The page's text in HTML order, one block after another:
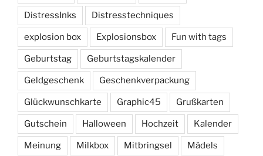
DistressInks Distresstechniques
explosion box Explosionsbox Fun with tags
Geburtstag Geburtstagskalender
Geldgeschenk Geschenkverpackung
Glückwunschkarte Graphic45 Grußkarten
Gutschein Halloween Hochzeit Kalender
Meinung Milkbox Mitbringsel Mädels